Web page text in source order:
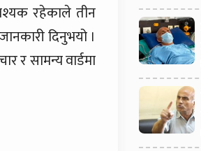
रहेकाले तीन
दिनुभयो ।
र सामन्य वार्डमा